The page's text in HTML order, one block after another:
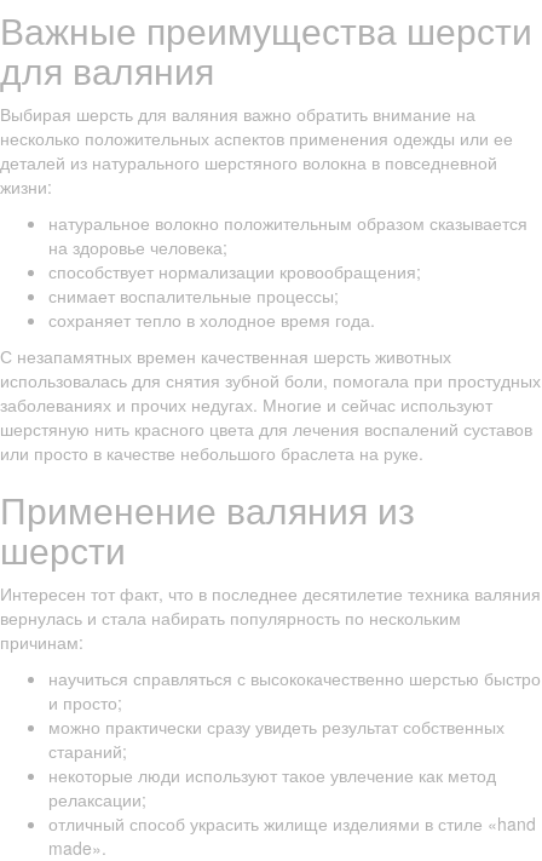
Важные преимущества шерсти
для валяния
Выбирая шерсть для валяния важно обратить внимание на
несколько положительных аспектов применения одежды или ее
деталей из натурального шерстяного волокна в повседневной
жизни:
натуральное волокно положительным образом сказывается
на здоровье человека;
способствует нормализации кровообращения;
снимает воспалительные процессы;
сохраняет тепло в холодное время года.
С незапамятных времен качественная шерсть животных
использовалась для снятия зубной боли, помогала при простудных
заболеваниях и прочих недугах. Многие и сейчас используют
шерстяную нить красного цвета для лечения воспалений суставов
или просто в качестве небольшого браслета на руке.
Применение валяния из
шерсти
Интересен тот факт, что в последнее десятилетие техника валяния
вернулась и стала набирать популярность по нескольким
причинам:
научиться справляться с высококачественно шерстью быстро
и просто;
можно практически сразу увидеть результат собственных
стараний;
некоторые люди используют такое увлечение как метод
релаксации;
отличный способ украсить жилище изделиями в стиле «hand
made».